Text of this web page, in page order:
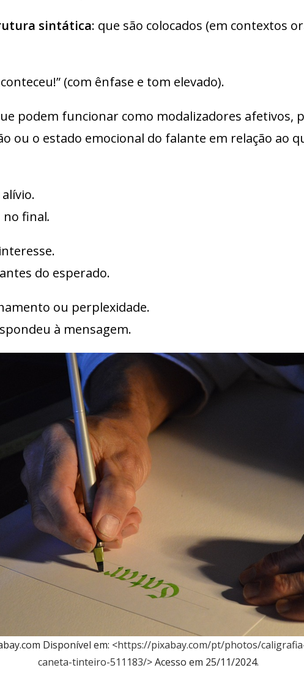
sintática: que são colocados (em contextos
(com ênfase e tom elevado).
podem funcionar como modalizadores afetivos,
ou o estado emocional do falante em relação ao
no final.
do esperado.
ou perplexidade.
à mensagem.
Disponível em: <https://pixabay.com/pt/photos/
caneta-tinteiro-511183/> Acesso em 25/11/2024.